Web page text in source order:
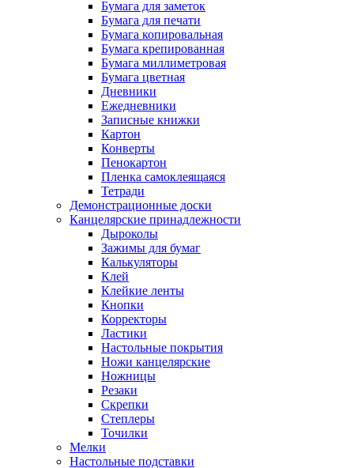
Бумага для заметок
Бумага для печати
Бумага копировальная
Бумага крепированная
Бумага миллиметровая
Бумага цветная
Дневники
Ежедневники
Записные книжки
Картон
Конверты
Пенокартон
Пленка самоклеящаяся
Тетради
Демонстрационные доски
Канцелярские принадлежности
Дыроколы
Зажимы для бумаг
Калькуляторы
Клей
Клейкие ленты
Кнопки
Корректоры
Ластики
Настольные покрытия
Ножи канцелярские
Ножницы
Резаки
Скрепки
Степлеры
Точилки
Мелки
Настольные подставки